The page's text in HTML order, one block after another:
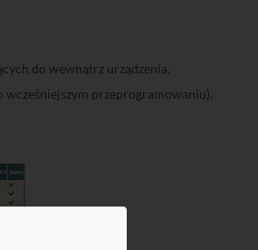
do wewnątrz urządzenia.
wcześniejszym przeprogramowaniu).